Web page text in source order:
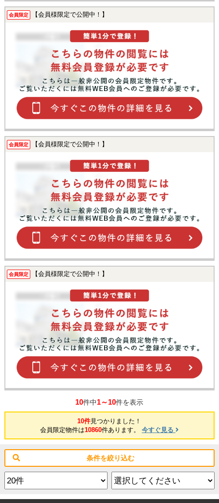
会員限定 【会員様限定で公開中！】
会員限定 【会員様限定で公開中！】
会員限定 【会員様限定で公開中！】
10件中1～10件を表示
10件見つかりました！
会員限定物件は10860件あります。 今すぐ見る
条件を絞り込む